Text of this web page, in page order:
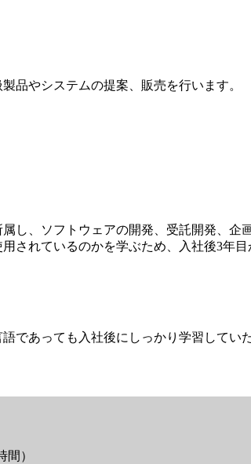
品やシステムの提案、販売を行います。
し、ソフトウェアの開発、受託開発、企
されているのかを学ぶため、入社後3年
であっても入社後にしっかり学習してい
間）